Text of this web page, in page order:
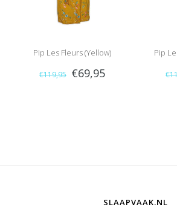
Pip Les Fleurs (Yellow)
€119,95 €69,95
Pip
SLAAPVAAK.NL